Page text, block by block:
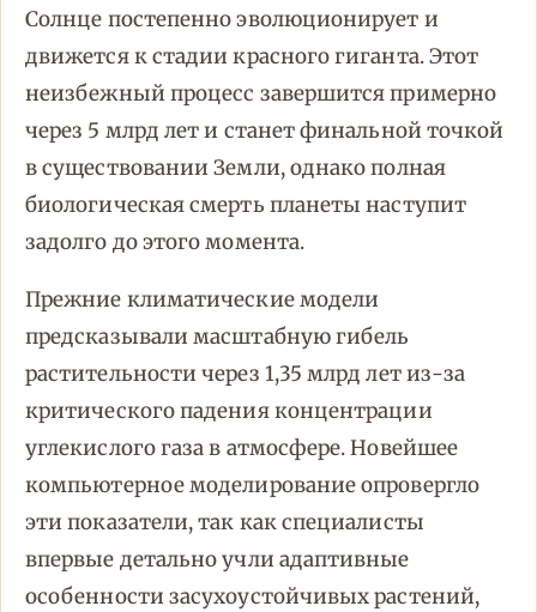
Солнце постепенно эволюционирует и
движется к стадии красного гиганта. Этот
неизбежный процесс завершится примерно
через 5 млрд лет и станет финальной точкой
в существовании Земли, однако полная
биологическая смерть планеты наступит
задолго до этого момента.
Прежние климатические модели
предсказывали масштабную гибель
растительности через 1,35 млрд лет из-за
критического падения концентрации
углекислого газа в атмосфере. Новейшее
компьютерное моделирование опровергло
эти показатели, так как специалисты
впервые детально учли адаптивные
особенности засухоустойчивых растений,